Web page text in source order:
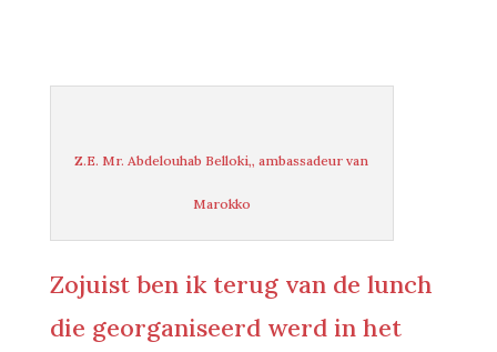
Z.E. Mr. Abdelouhab Belloki,, ambassadeur van
Marokko
Zojuist ben ik terug van de lunch
die georganiseerd werd in het